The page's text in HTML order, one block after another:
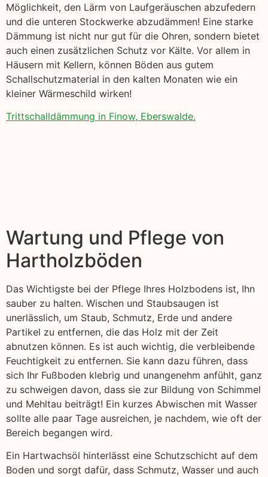
Möglichkeit, den Lärm von Laufgeräuschen abzufedern
und die unteren Stockwerke abzudämmen! Eine starke
Dämmung ist nicht nur gut für die Ohren, sondern bietet
auch einen zusätzlichen Schutz vor Kälte. Vor allem in
Häusern mit Kellern, können Böden aus gutem
Schallschutzmaterial in den kalten Monaten wie ein
kleiner Wärmeschild wirken!
Trittschalldämmung in Finow, Eberswalde.
Wartung und Pflege von
Hartholzböden
Das Wichtigste bei der Pflege Ihres Holzbodens ist, Ihn
sauber zu halten. Wischen und Staubsaugen ist
unerlässlich, um Staub, Schmutz, Erde und andere
Partikel zu entfernen, die das Holz mit der Zeit
abnutzen können. Es ist auch wichtig, die verbleibende
Feuchtigkeit zu entfernen. Sie kann dazu führen, dass
sich Ihr Fußboden klebrig und unangenehm anfühlt, ganz
zu schweigen davon, dass sie zur Bildung von Schimmel
und Mehltau beiträgt! Ein kurzes Abwischen mit Wasser
sollte alle paar Tage ausreichen, je nachdem, wie oft der
Bereich begangen wird.
Ein Hartwachsöl hinterlässt eine Schutzschicht auf dem
Boden und sorgt dafür, dass Schmutz, Wasser und auch